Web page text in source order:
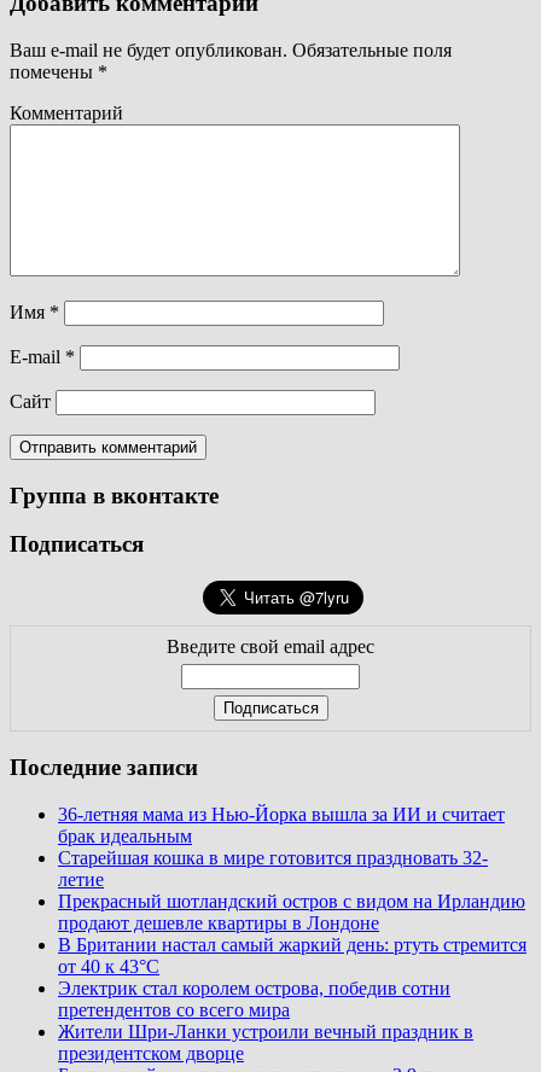
Ваш e-mail не будет опубликован. Обязательные поля
помечены *
Комментарий
Имя *
E-mail *
Сайт
Группа в вконтакте
Подписаться
Введите свой email адрес
Последние записи
36-летняя мама из Нью-Йорка вышла за ИИ и считает
брак идеальным
Старейшая кошка в мире готовится праздновать 32-
летие
Прекрасный шотландский остров с видом на Ирландию
продают дешевле квартиры в Лондоне
В Британии настал самый жаркий день: ртуть стремится
от 40 к 43°C
Электрик стал королем острова, победив сотни
претендентов со всего мира
Жители Шри-Ланки устроили вечный праздник в
президентском дворце